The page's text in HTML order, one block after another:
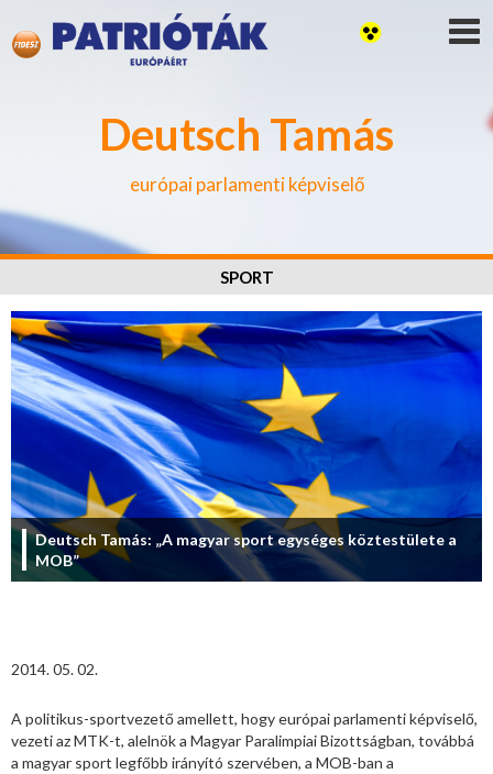
Deutsch Tamás
európai parlamenti képviselő
SPORT
Deutsch Tamás: „A magyar sport egységes köztestülete a
MOB”
2014. 05. 02.
A politikus-sportvezető amellett, hogy európai parlamenti képviselő,
vezeti az MTK-t, alelnök a Magyar Paralimpiai Bizottságban, továbbá
a magyar sport legfőbb irányító szervében, a MOB-ban a